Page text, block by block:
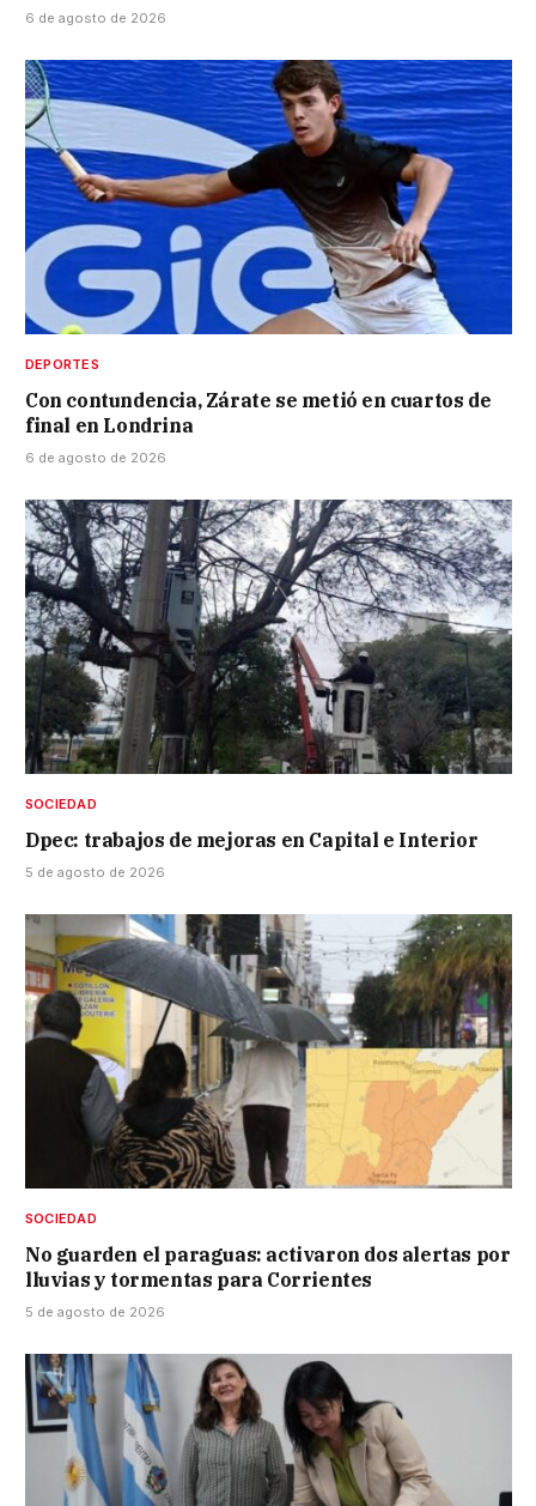
6 de agosto de 2026
DEPORTES
Con contundencia, Zárate se metió en cuartos de
final en Londrina
6 de agosto de 2026
SOCIEDAD
Dpec: trabajos de mejoras en Capital e Interior
5 de agosto de 2026
SOCIEDAD
No guarden el paraguas: activaron dos alertas por
lluvias y tormentas para Corrientes
5 de agosto de 2026